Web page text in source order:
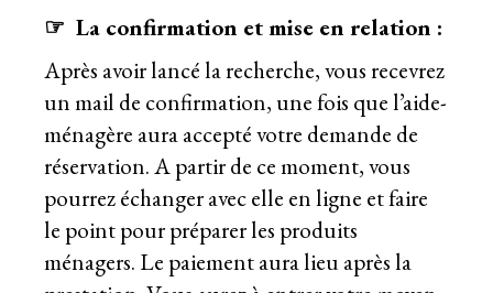
☞ La confirmation et mise en relation :
Après avoir lancé la recherche, vous recevrez
un mail de confirmation, une fois que l’aide-
ménagère aura accepté votre demande de
réservation. A partir de ce moment, vous
pourrez échanger avec elle en ligne et faire
le point pour préparer les produits
ménagers. Le paiement aura lieu après la